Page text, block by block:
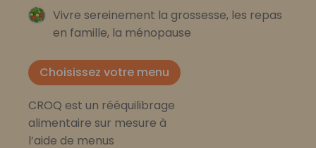
Vivre sereinement la grossesse, les repas
en famille, la ménopause
Choisissez votre menu
CROQ est un rééquilibrage
alimentaire sur mesure à
l’aide de menus